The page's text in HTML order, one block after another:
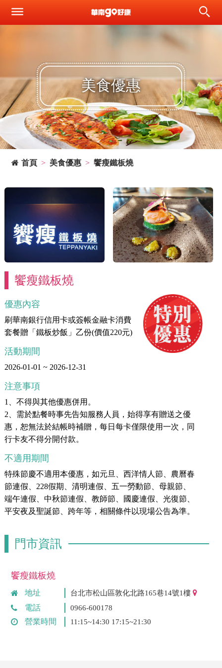
美食優惠
首頁 美食優惠 饗瘦鐵板燒
饗瘦鐵板燒
優惠內容
刷華南銀行信用卡或簽帳金融卡消費
套餐贈「鐵板炒飯」乙份(價值220元)
活動期間
2026-01-01 ~ 2026-12-31
注意事項
1、不得與其他優惠併用。
2、需於點餐時事先告知服務人員，始得享有贈送之優
惠，恕無法於結帳時補贈，每日每卡僅限使用一次，同
行卡友不得分開付款。
不適用期間
特殊節慶不適用本優惠，如元旦、西洋情人節、農曆春
節連假、228假期、清明連假、五一勞動節、母親節、
端午連假、中秋節連假、教師節、國慶連假、光復節、
平安夜及聖誕節、跨年等，相關條件以現場公告為準。
門市資訊
饗瘦鐵板燒
地址 台北市松山區敦化北路165巷14號1樓
電話 0966-600178
營業時間 11:15~14:30 17:15~21:30